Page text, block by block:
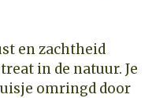
en zachtheid
in de natuur. Je
omringd door